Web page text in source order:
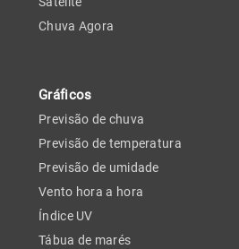
Chuva Agora
Gráficos
Previsão de chuva
Previsão de temperatura
Previsão de umidade
Vento hora a hora
Índice UV
Tábua de marés